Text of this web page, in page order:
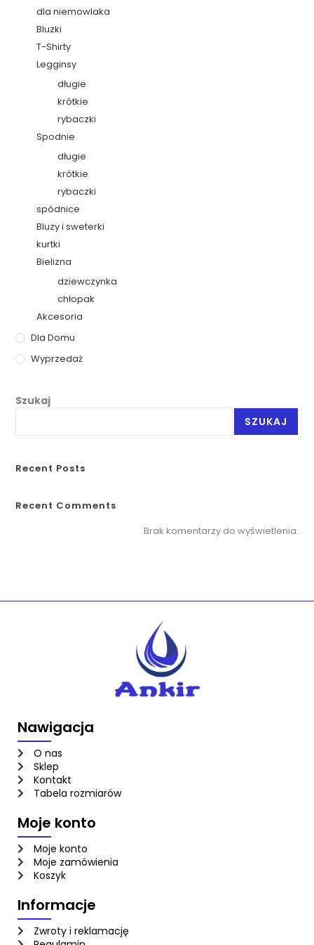
dla niemowlaka
Bluzki
T-Shirty
Legginsy
długie
krótkie
rybaczki
Spodnie
długie
krótkie
rybaczki
spódnice
Bluzy i sweterki
kurtki
Bielizna
dziewczynka
chłopak
Akcesoria
Dla Domu
Wyprzedaż
Szukaj
SZUKAJ
Recent Posts
Recent Comments
Brak komentarzy do wyświetlenia.
Nawigacja
O nas
Sklep
Kontakt
Tabela rozmiarów
Moje konto
Moje konto
Moje zamówienia
Koszyk
Informacje
Zwroty i reklamację